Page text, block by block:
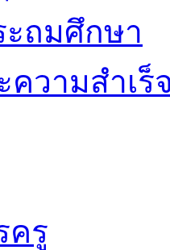
ะถมศึกษา
ความสำเร็
ครู